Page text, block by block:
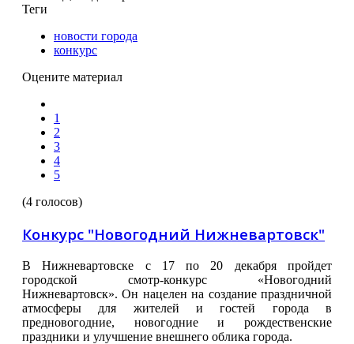
Теги
новости города
конкурс
Оцените материал
1
2
3
4
5
(4 голосов)
Конкурс "Новогодний Нижневартовск"
В Нижневартовске с 17 по 20 декабря пройдет
городской смотр-конкурс «Новогодний
Нижневартовск». Он нацелен на создание праздничной
атмосферы для жителей и гостей города в
предновогодние, новогодние и рождественские
праздники и улучшение внешнего облика города.